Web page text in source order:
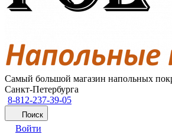
Самый большой магазин напольных
Санкт-Петербурга
8-812-237-39-05
Поиск
Войти